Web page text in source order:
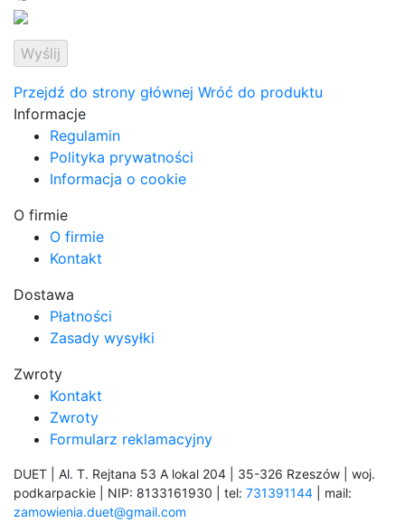
Przejdź do strony głównej Wróć do produktu
Informacje
Regulamin
Polityka prywatności
Informacja o cookie
O firmie
O firmie
Kontakt
Dostawa
Płatności
Zasady wysyłki
Zwroty
Kontakt
Zwroty
Formularz reklamacyjny
DUET | Al. T. Rejtana 53 A lokal 204 | 35-326 Rzeszów | woj.
podkarpackie | NIP: 8133161930 | tel: 731391144 | mail:
zamowienia.duet@gmail.com